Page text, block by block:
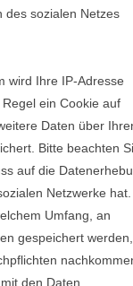
des sozialen Netzes
wird Ihre IP-Adresse
ein Cookie auf
Daten über
Bitte beachten
auf die
Netzwerke
Umfang, an
gespeichert werden,
den Daten